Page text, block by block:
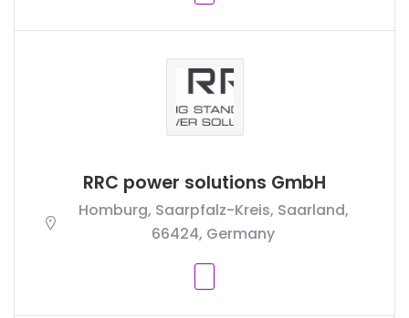
RRC power solutions GmbH
Homburg, Saarpfalz-Kreis, Saarland,
66424, Germany